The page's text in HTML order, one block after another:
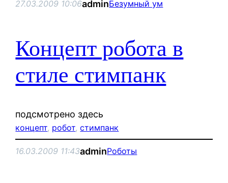
27.03.2009 10:06adminБезумный ум
Концепт робота в
стиле стимпанк
подсмотрено здесь
концепт, робот, стимпанк
16.03.2009 11:43adminРоботы